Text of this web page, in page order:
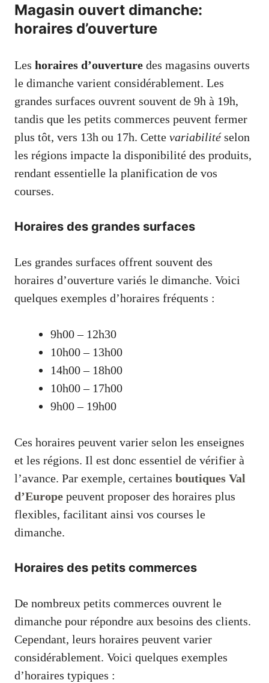
Magasin ouvert dimanche:
horaires d’ouverture
Les horaires d’ouverture des magasins ouverts
le dimanche varient considérablement. Les
grandes surfaces ouvrent souvent de 9h à 19h,
tandis que les petits commerces peuvent fermer
plus tôt, vers 13h ou 17h. Cette variabilitéselon
les régions impacte la disponibilité des produits,
rendant essentielle la planification de vos
courses.
Horaires des grandes surfaces
Les grandes surfaces offrent souvent des
horaires d’ouverture variés le dimanche. Voici
quelques exemples d’horaires fréquents :
9h00 – 12h30
10h00 – 13h00
14h00 – 18h00
10h00 – 17h00
9h00 – 19h00
Ces horaires peuvent varier selon les enseignes
et les régions. Il est donc essentiel de vérifier à
l’avance. Par exemple, certaines boutiques Val
d’Europe peuvent proposer des horaires plus
flexibles, facilitant ainsi vos courses le
dimanche.
Horaires des petits commerces
De nombreux petits commerces ouvrent le
dimanche pour répondre aux besoins des clients.
Cependant, leurs horaires peuvent varier
considérablement. Voici quelques exemples
d’horaires typiques :